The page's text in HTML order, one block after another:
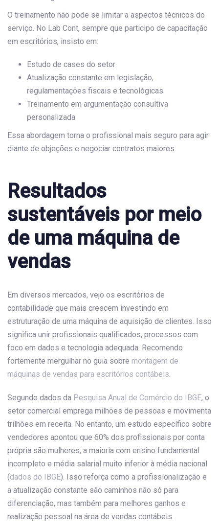
O treinamento não pode se limitar a aspectos técnicos do
serviço. No Lab Cont, sempre que participo de capacitação
em escritórios, insisto em:
Estudo de cases do setor
Atualização constante em legislação,
regulamentações fiscais e tecnológicas
Treinamento em argumentação consultiva
personalizada
Essa abordagem torna o profissional mais seguro para agir
diante de objeções e negociar contratos maiores.
Resultados
sustentáveis por meio
de uma máquina de
vendas
Em diversos mercados, vejo os escritórios de
contabilidade que mais crescem investindo em
estruturação de uma máquina de aquisição de clientes. Isso
significa unir profissionais qualificados, processos com
foco em dados e tecnologia adequada. Recomendo
fortemente mergulhar no guia sobre montagem de
máquinas de vendas para escritórios contábeis.
Segundo dados da Pesquisa Anual de Comércio do IBGE, o
setor comercial emprega milhões de pessoas e movimenta
trilhões em receita. No entanto, um estudo específico sobre
vendedores apontou que 60% dos profissionais por conta
própria são mulheres, a maioria com ensino fundamental
incompleto e média salarial muito inferior à média nacional
(dados do IBGE). Isso reforça como a profissionalização e
a atualização constante são caminhos não só para
diferenciação, mas também para melhores ganhos e
realização pessoal na área de vendas contábeis.